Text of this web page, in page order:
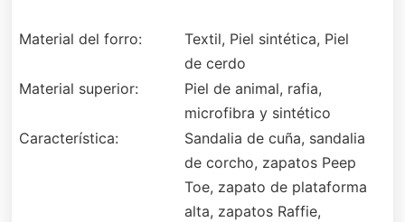
Material del forro:
Textil, Piel sintética, Piel
de cerdo
Material superior:
Piel de animal, rafia,
microfibra y sintético
Característica:
Sandalia de cuña, sandalia
de corcho, zapatos Peep
Toe, zapato de plataforma
alta, zapatos Raffie,